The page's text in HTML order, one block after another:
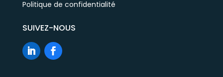
Politique de confidentialité
SUIVEZ-NOUS